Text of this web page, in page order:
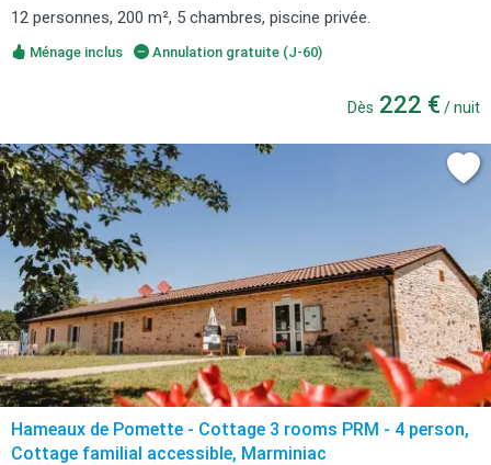
12 personnes, 200 m², 5 chambres, piscine privée.
Ménage inclus Annulation gratuite (J-60)
Dès 222 € / nuit
Hameaux de Pomette - Cottage 3 rooms PRM - 4 person,
Cottage familial accessible, Marminiac